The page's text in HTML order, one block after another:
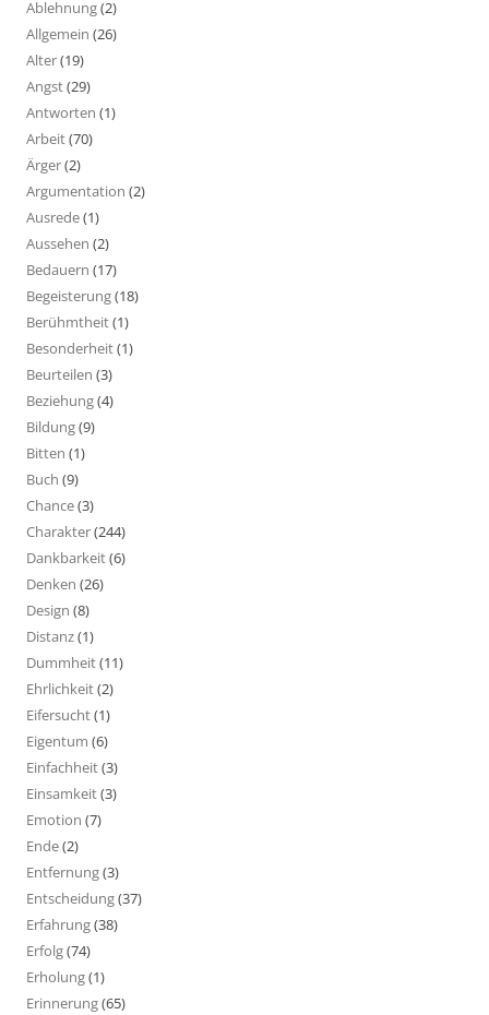
Ablehnung(2)
Allgemein (26)
Alter(19)
Angst(29)
Antworten (1)
Arbeit(70)
Ärger(2)
Argumentation (2)
Ausrede(1)
Aussehen (2)
Bedauern (17)
Begeisterung(18)
Berühmtheit(1)
Besonderheit(1)
Beurteilen (3)
Beziehung(4)
Bildung(9)
Bitten (1)
Buch (9)
Chance(3)
Charakter(244)
Dankbarkeit(6)
Denken (26)
Design (8)
Distanz(1)
Dummheit(11)
Ehrlichkeit(2)
Eifersucht(1)
Eigentum (6)
Einfachheit(3)
Einsamkeit(3)
Emotion (7)
Ende(2)
Entfernung(3)
Entscheidung(37)
Erfahrung(38)
Erfolg(74)
Erholung(1)
Erinnerung(65)